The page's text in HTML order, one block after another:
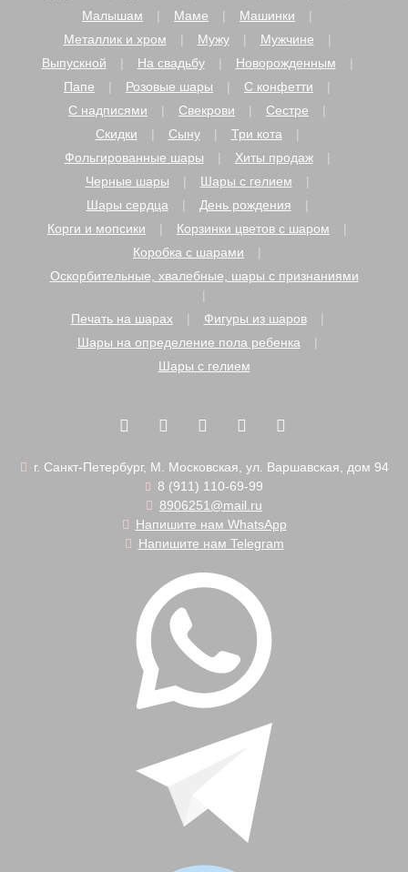
Малышам
Маме
Машинки
Металлик и хром
Мужу
Мужчине
Выпускной
На свадьбу
Новорожденным
Папе
Розовые шары
С конфетти
С надписями
Свекрови
Сестре
Скидки
Сыну
Три кота
Фольгированные шары
Хиты продаж
Черные шары
Шары с гелием
Шары сердца
День рождения
Корги и мопсики
Корзинки цветов с шаром
Коробка с шарами
Оскорбительные, хвалебные, шары с признаниями
Печать на шарах
Фигуры из шаров
Шары на определение пола ребенка
Шары с гелием
г. Санкт-Петербург, М. Московская, ул. Варшавская, дом 94
8 (911) 110-69-99
8906251@mail.ru
Напишите нам WhatsApp
Напишите нам Telegram